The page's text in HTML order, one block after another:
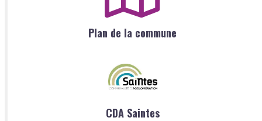
Plan de la commune
CDA Saintes